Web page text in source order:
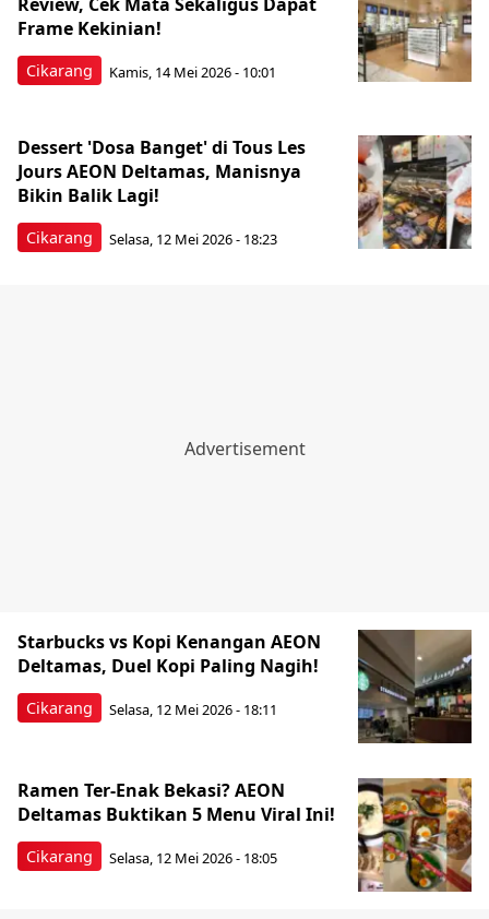
Cikarang
Frame Kekinian!
Kamis, 14 Mei 2026 - 10:01
Cikarang
Dessert 'Dosa Banget' di Tous Les
Jours AEON Deltamas, Manisnya
Bikin Balik Lagi!
Selasa, 12 Mei 2026 - 18:23
Cikarang
Starbucks vs Kopi Kenangan AEON
Deltamas, Duel Kopi Paling Nagih!
Selasa, 12 Mei 2026 - 18:11
Cikarang
Ramen Ter-Enak Bekasi? AEON
Deltamas Buktikan 5 Menu Viral Ini!
Selasa, 12 Mei 2026 - 18:05